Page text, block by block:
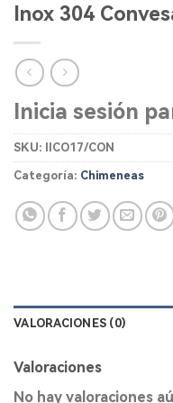
Inox 304
Inicia sesión
SKU: IICO17/CON
Categoría: Chimeneas
VALORACIONES (0)
Valoraciones
No hay valoraciones